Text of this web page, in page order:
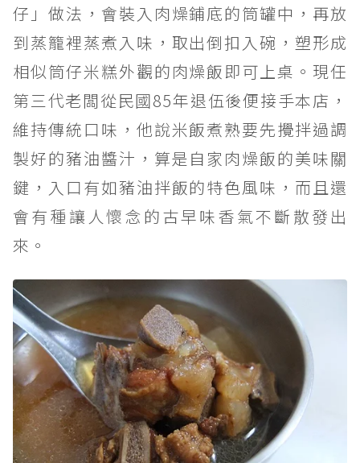
仔」做法，會裝入肉燥鋪底的筒罐中，再放
到蒸籠裡蒸煮入味，取出倒扣入碗，塑形成
相似筒仔米糕外觀的肉燥飯即可上桌。現任
第三代老闆從民國85年退伍後便接手本店，
維持傳統口味，他說米飯煮熟要先攪拌過調
製好的豬油醬汁，算是自家肉燥飯的美味關
鍵，入口有如豬油拌飯的特色風味，而且還
會有種讓人懷念的古早味香氣不斷散發出
來。